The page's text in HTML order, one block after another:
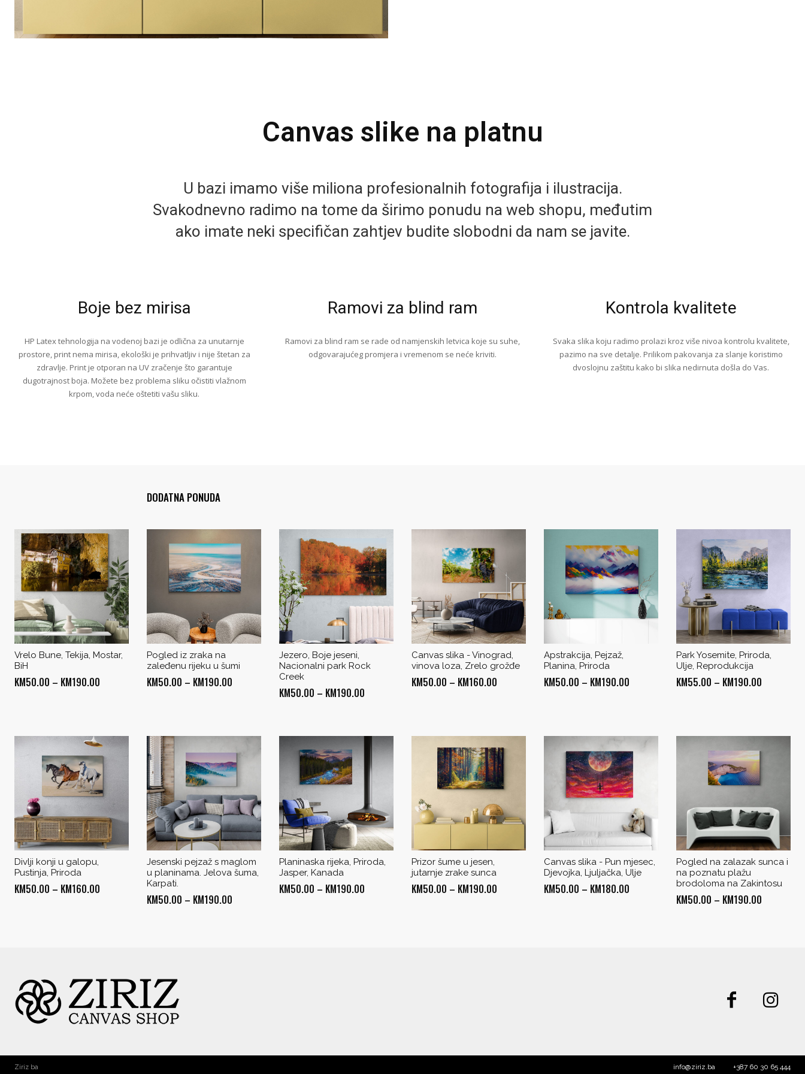
Canvas slike na platnu
U bazi imamo više miliona profesionalnih fotografija i ilustracija.
Svakodnevno radimo na tome da širimo ponudu na web shopu, međutim
ako imate neki specifičan zahtjev budite slobodni da nam se javite.
Boje bez mirisa
HP Latex tehnologija na vodenoj bazi je odlična za unutarnje
prostore, print nema mirisa, ekološki je prihvatljiv i nije štetan za
zdravlje. Print je otporan na UV zračenje što garantuje
dugotrajnost boja. Možete bez problema sliku očistiti vlažnom
krpom, voda neće oštetiti vašu sliku.
Ramovi za blind ram
Ramovi za blind ram se rade od namjenskih letvica koje su suhe,
odgovarajućeg promjera i vremenom se neće kriviti.
Kontrola kvalitete
Svaka slika koju radimo prolazi kroz više nivoa kontrolu kvalitete,
pazimo na sve detalje. Prilikom pakovanja za slanje koristimo
dvoslojnu zaštitu kako bi slika nedirnuta došla do Vas.
DODATNA PONUDA
Vrelo Bune, Tekija, Mostar,
BiH
KM50.00 – KM190.00
KM190.00
Pogled iz zraka na
zaleđenu rijeku u šumi
KM50.00 – KM190.00
KM190.00
Jezero, Boje jeseni,
Nacionalni park Rock
Creek
KM50.00 – KM190.00
through
KM190.00
Canvas slika - Vinograd,
vinova loza, Zrelo grožđe
KM50.00 – KM160.00
KM160.00
Apstrakcija, Pejzaž,
Planina, Priroda
KM50.00 – KM190.00
KM190.00
Park Yosemite, Priroda,
Ulje, Reprodukcija
KM55.00 – KM190.00
Divlji konji u galopu,
Pustinja, Priroda
KM50.00 – KM160.00
Jesenski pejzaž s maglom
u planinama. Jelova šuma,
Karpati.
KM50.00 – KM190.00
Planinaska rijeka, Priroda,
Jasper, Kanada
KM50.00 – KM190.00
Prizor šume u jesen,
jutarnje zrake sunca
KM50.00 – KM190.00
Canvas slika - Pun mjesec,
Djevojka, Ljuljačka, Ulje
KM50.00 – KM180.00
Pogled na zalazak sunca i
na poznatu plažu
brodoloma na Zakintosu
KM50.00 – KM190.00
Ziriz ba info@ziriz.ba +387 60 30 65 444